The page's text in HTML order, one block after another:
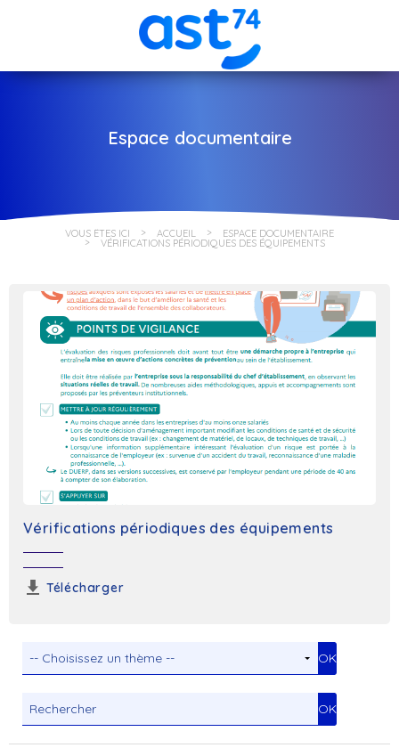
Espace documentaire
VOUS ÊTES ICI ACCUEIL ESPACE DOCUMENTAIRE
VÉRIFICATIONS PÉRIODIQUES DES ÉQUIPEMENTS
Vérifications périodiques des équipements
Télécharger